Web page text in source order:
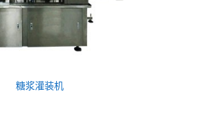
糖浆灌装机